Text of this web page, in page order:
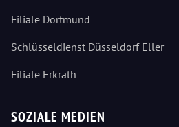
Filiale Dortmund
Schlüsseldienst Düsseldorf Eller
Filiale Erkrath
SOZIALE MEDIEN